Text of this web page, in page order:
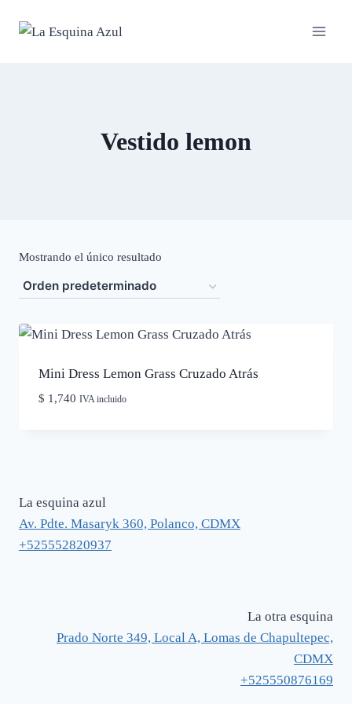
Vestido lemon
Mostrando el único resultado
Mini Dress Lemon Grass Cruzado Atrás
$ 1,740 IVA incluido
La esquina azul
Av. Pdte. Masaryk 360, Polanco, CDMX
+525552820937
La otra esquina
Prado Norte 349, Local A, Lomas de Chapultepec,
CDMX
+525550876169